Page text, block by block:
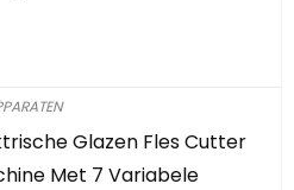
Glazen Fles Cutter
Met 7 Variabele